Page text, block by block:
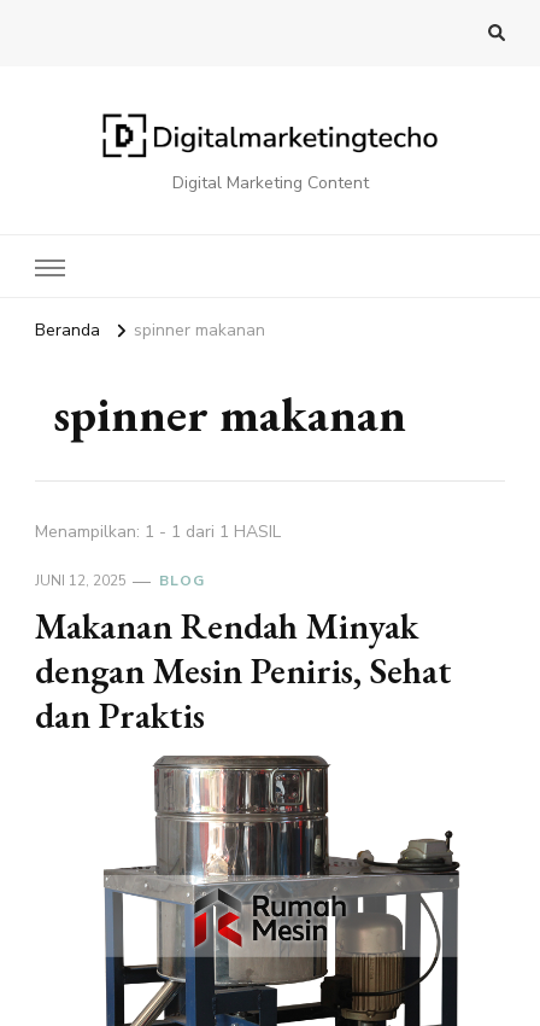
Digital Marketing Content
Beranda spinner makanan
spinner makanan
Menampilkan: 1 - 1 dari 1 HASIL
JUNI 12, 2025 BLOG
Makanan Rendah Minyak
dengan Mesin Peniris, Sehat
dan Praktis